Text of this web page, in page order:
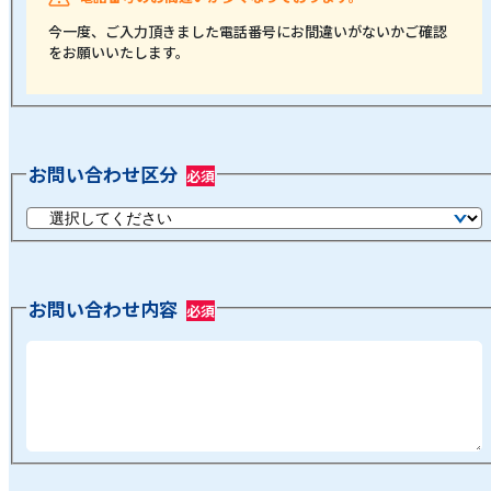
今一度、ご入力頂きました電話番号にお間違いがないかご確認
をお願いいたします。
お問い合わせ区分
お問い合わせ内容